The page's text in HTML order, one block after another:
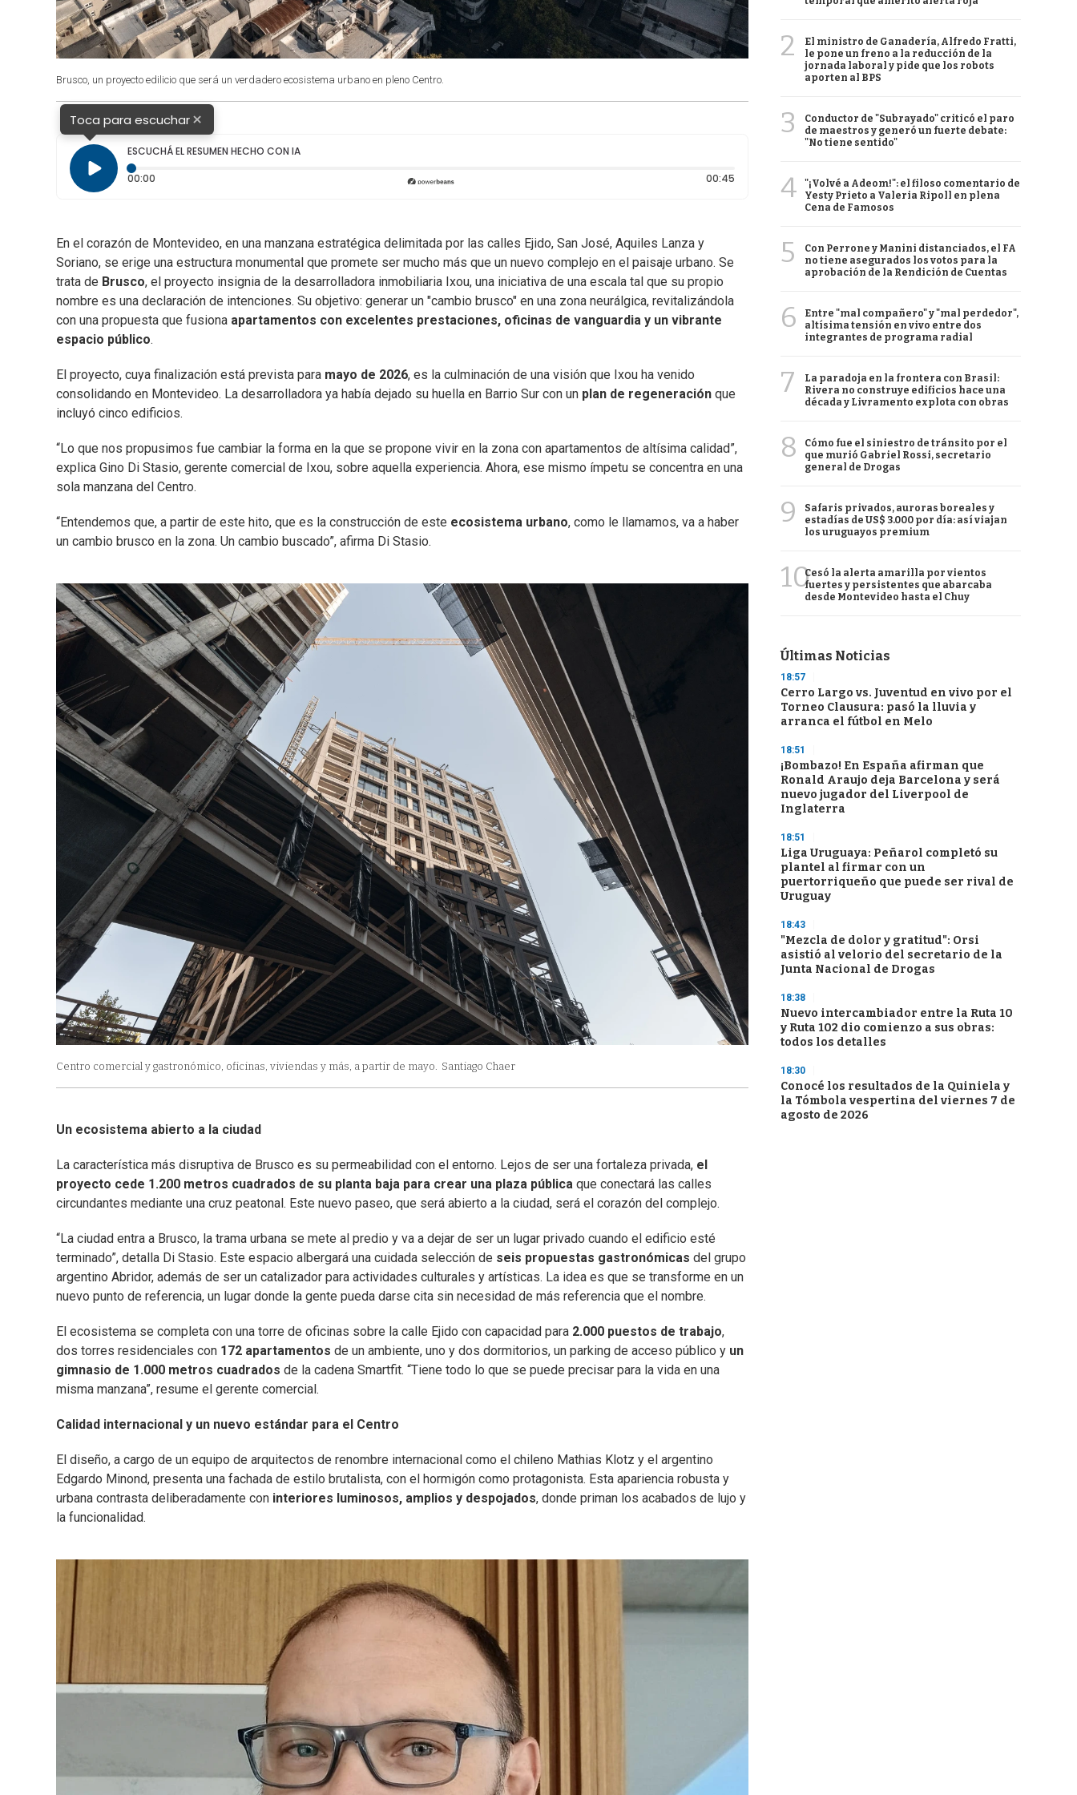
Brusco, un proyecto edilicio que será un verdadero ecosistema urbano en pleno Centro.
Toca para escuchar×
ESCUCHÁ EL RESUMEN HECHO CON IA
00:00
00:45Duración: 45 segundos
En el corazón de Montevideo, en una manzana estratégica delimitada por las calles Ejido, San José, Aquiles Lanza y
Soriano, se erige una estructura monumental que promete ser mucho más que un nuevo complejo en el paisaje urbano. Se
trata de Brusco, el proyecto insignia de la desarrolladora inmobiliaria Ixou, una iniciativa de una escala tal que su propio
nombre es una declaración de intenciones. Su objetivo: generar un "cambio brusco" en una zona neurálgica, revitalizándola
con una propuesta que fusiona apartamentos con excelentes prestaciones, oficinas de vanguardia y un vibrante
espacio público.
El proyecto, cuya finalización está prevista para mayo de 2026, es la culminación de una visión que Ixou ha venido
consolidando en Montevideo. La desarrolladora ya había dejado su huella en Barrio Sur con un plan de regeneración que
incluyó cinco edificios.
“Lo que nos propusimos fue cambiar la forma en la que se propone vivir en la zona con apartamentos de altísima calidad”,
explica Gino Di Stasio, gerente comercial de Ixou, sobre aquella experiencia. Ahora, ese mismo ímpetu se concentra en una
sola manzana del Centro.
“Entendemos que, a partir de este hito, que es la construcción de este ecosistema urbano, como le llamamos, va a haber
un cambio brusco en la zona. Un cambio buscado”, afirma Di Stasio.
Centro comercial y gastronómico, oficinas, viviendas y más, a partir de mayo. Santiago Chaer
Un ecosistema abierto a la ciudad
La característica más disruptiva de Brusco es su permeabilidad con el entorno. Lejos de ser una fortaleza privada, el
proyecto cede 1.200 metros cuadrados de su planta baja para crear una plaza pública que conectará las calles
circundantes mediante una cruz peatonal. Este nuevo paseo, que será abierto a la ciudad, será el corazón del complejo.
“La ciudad entra a Brusco, la trama urbana se mete al predio y va a dejar de ser un lugar privado cuando el edificio esté
terminado”, detalla Di Stasio. Este espacio albergará una cuidada selección de seis propuestas gastronómicas del grupo
argentino Abridor, además de ser un catalizador para actividades culturales y artísticas. La idea es que se transforme en un
nuevo punto de referencia, un lugar donde la gente pueda darse cita sin necesidad de más referencia que el nombre.
El ecosistema se completa con una torre de oficinas sobre la calle Ejido con capacidad para 2.000 puestos de trabajo,
dos torres residenciales con 172 apartamentos de un ambiente, uno y dos dormitorios, un parking de acceso público y un
gimnasio de 1.000 metros cuadrados de la cadena Smartfit. “Tiene todo lo que se puede precisar para la vida en una
misma manzana”, resume el gerente comercial.
Calidad internacional y un nuevo estándar para el Centro
El diseño, a cargo de un equipo de arquitectos de renombre internacional como el chileno Mathias Klotz y el argentino
Edgardo Minond, presenta una fachada de estilo brutalista, con el hormigón como protagonista. Esta apariencia robusta y
urbana contrasta deliberadamente con interiores luminosos, amplios y despojados, donde priman los acabados de lujo y
la funcionalidad.
2
El ministro de Ganadería, Alfredo Fratti,
le pone un freno a la reducción de la
jornada laboral y pide que los robots
aporten al BPS
3
Conductor de "Subrayado" criticó el paro
de maestros y generó un fuerte debate:
"No tiene sentido"
4
"¡Volvé a Adeom!": el filoso comentario de
Yesty Prieto a Valeria Ripoll en plena
Cena de Famosos
5
Con Perrone y Manini distanciados, el FA
no tiene asegurados los votos para la
aprobación de la Rendición de Cuentas
6
Entre "mal compañero" y "mal perdedor",
altísima tensión en vivo entre dos
integrantes de programa radial
7
La paradoja en la frontera con Brasil:
Rivera no construye edificios hace una
década y Livramento explota con obras
8
Cómo fue el siniestro de tránsito por el
que murió Gabriel Rossi, secretario
general de Drogas
9
Safaris privados, auroras boreales y
estadías de US$ 3.000 por día: así viajan
los uruguayos premium
10Cesó la alerta amarilla por vientos
fuertes y persistentes que abarcaba
desde Montevideo hasta el Chuy
Últimas Noticias
18:57
Cerro Largo vs. Juventud en vivo por el
Torneo Clausura: pasó la lluvia y
arranca el fútbol en Melo
18:51
¡Bombazo! En España afirman que
Ronald Araujo deja Barcelona y será
nuevo jugador del Liverpool de
Inglaterra
18:51
Liga Uruguaya: Peñarol completó su
plantel al firmar con un
puertorriqueño que puede ser rival de
Uruguay
18:43
"Mezcla de dolor y gratitud": Orsi
asistió al velorio del secretario de la
Junta Nacional de Drogas
18:38
Nuevo intercambiador entre la Ruta 10
y Ruta 102 dio comienzo a sus obras:
todos los detalles
18:30
Conocé los resultados de la Quiniela y
la Tómbola vespertina del viernes 7 de
agosto de 2026